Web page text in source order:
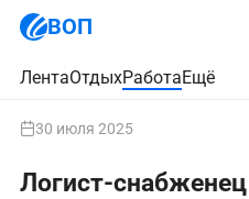
ВОП
ЛентаОтдыхРаботаЕщё
30 июля 2025
Логист-снабженец